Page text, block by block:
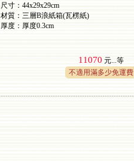
尺寸：44x29x29cm
材質：三層B浪紙箱(瓦楞紙)
厚度：厚度0.3cm
11070 元...等
不適用滿多少免運費